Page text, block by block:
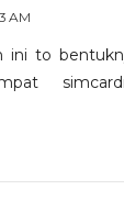
AM
ini to